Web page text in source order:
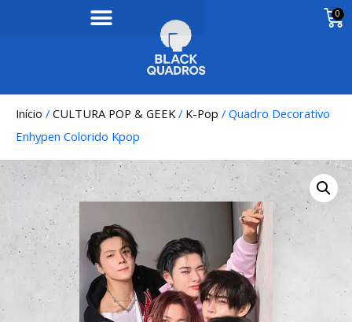
0
Início / CULTURA POP & GEEK/ K-Pop / Quadro Decorativo
Enhypen Colorido Kpop